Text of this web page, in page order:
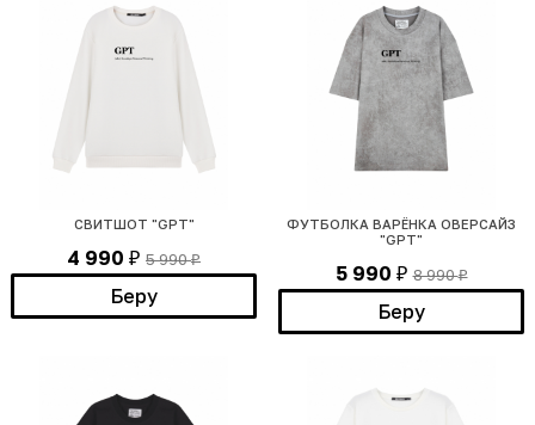
СВИТШОТ "GPT"
4 990 ₽ 5 990₽
Беру
ФУТБОЛКА ВАРЁНКА ОВЕРСАЙЗ
"GPT"
5 990 ₽ 8 990₽
Беру